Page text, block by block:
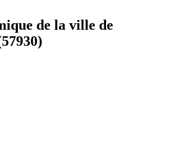
de la ville de